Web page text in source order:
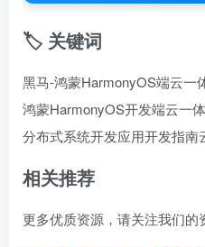
🏷️ 关键词
黑马-鸿蒙HarmonyOS端云一
鸿蒙HarmonyOS开发端云一
分布式系统开发应用开发指南
相关推荐
更多优质资源，请关注我们